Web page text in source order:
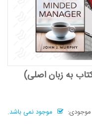
به زبان اصلی)
موجودی:
موجود نمی باشد.